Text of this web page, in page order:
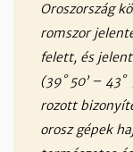
Oroszor­szág
rom­szor
fe­lett, és
(39˚ 50’ –
ro­zott
orosz gé­pek